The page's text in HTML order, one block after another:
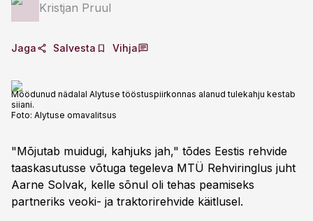
Kristjan Pruul
Jaga Salvesta Vihja
Möödunud nädalal Alytuse tööstuspiirkonnas alanud tulekahju kestab
siiani.
Foto: Alytuse omavalitsus
"Mõjutab muidugi, kahjuks jah," tõdes Eestis rehvide
taaskasutusse võtuga tegeleva MTÜ Rehviringlus juht
Aarne Solvak, kelle sõnul oli tehas peamiseks
partneriks veoki- ja traktorirehvide käitlusel.